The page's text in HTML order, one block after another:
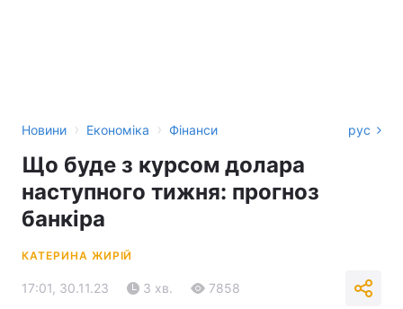
Новини › Економіка › Фінанси рус
Що буде з курсом долара
наступного тижня: прогноз
банкіра
КАТЕРИНА ЖИРІЙ
17:01, 30.11.23 3 хв. 7858